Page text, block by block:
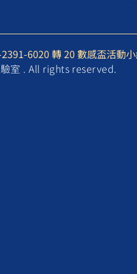
6020 轉 20 數感盃活動
室 . All rights reserved.